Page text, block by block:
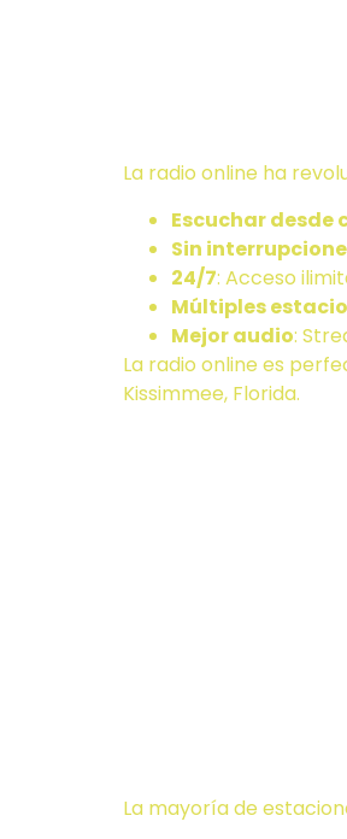
La radio online ha
Escuchar
Sin
24/7: Acceso
Múltiples
Mejor audio:
La radio online es
Kissimmee, Florida.
La mayoría de